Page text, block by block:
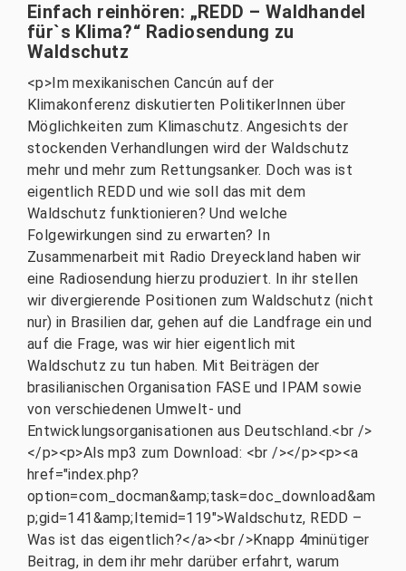
Einfach reinhören: „REDD – Waldhandel
für`s Klima?“ Radiosendung zu
Waldschutz
<p>Im mexikanischen Cancún auf der
Klimakonferenz diskutierten PolitikerInnen über
Möglichkeiten zum Klimaschutz. Angesichts der
stockenden Verhandlungen wird der Waldschutz
mehr und mehr zum Rettungsanker. Doch was ist
eigentlich REDD und wie soll das mit dem
Waldschutz funktionieren? Und welche
Folgewirkungen sind zu erwarten? In
Zusammenarbeit mit Radio Dreyeckland haben wir
eine Radiosendung hierzu produziert. In ihr stellen
wir divergierende Positionen zum Waldschutz (nicht
nur) in Brasilien dar, gehen auf die Landfrage ein und
auf die Frage, was wir hier eigentlich mit
Waldschutz zu tun haben. Mit Beiträgen der
brasilianischen Organisation FASE und IPAM sowie
von verschiedenen Umwelt- und
Entwicklungsorganisationen aus Deutschland.<br />
</p><p>Als mp3 zum Download: <br /></p><p><a
href="index.php?
option=com_docman&amp;task=doc_download&am
p;gid=141&amp;Itemid=119">Waldschutz, REDD –
Was ist das eigentlich?</a><br />Knapp 4minütiger
Beitrag, in dem ihr mehr darüber erfahrt, warum